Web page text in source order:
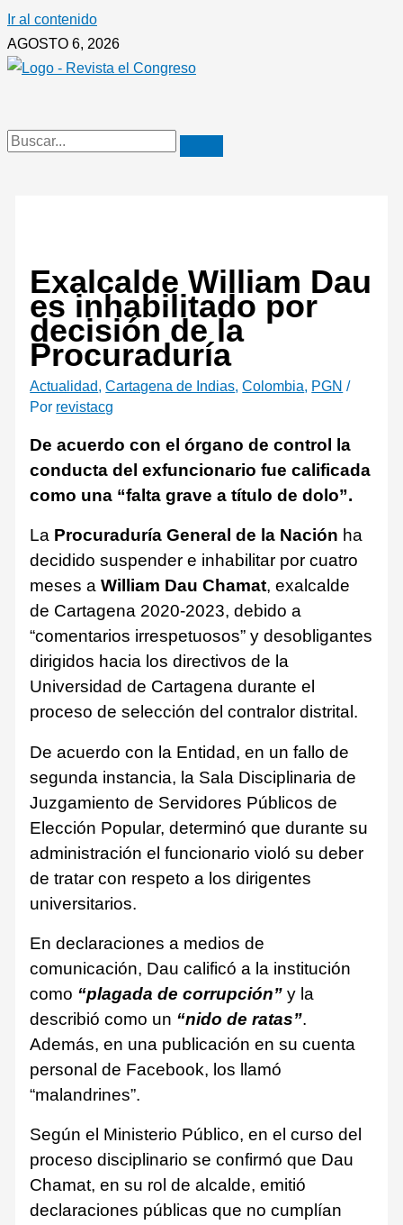
Ir al contenido
AGOSTO 6, 2026
Exalcalde William Dau
es inhabilitado por
decisión de la
Procuraduría
Actualidad,Cartagena de Indias,Colombia, PGN /
Por revistacg
De acuerdo con el órgano de control la
conducta del exfuncionario fue calificada
como una “falta grave a título de dolo”.
La Procuraduría General de la Nación ha
decidido suspender e inhabilitar por cuatro
meses aWilliam Dau Chamat, exalcalde
de Cartagena 2020-2023, debido a
“comentarios irrespetuosos” y desobligantes
dirigidos hacia los directivos de la
Universidad de Cartagena durante el
proceso de selección del contralor distrital.
De acuerdo con la Entidad, en un fallo de
segunda instancia, la Sala Disciplinaria de
Juzgamiento de Servidores Públicos de
Elección Popular, determinó que durante su
administración el funcionario violó su deber
de tratar con respeto a los dirigentes
universitarios.
En declaraciones a medios de
comunicación, Dau calificó a la institución
como “plagada de corrupción” y la
describió como un “nido de ratas”.
Además, en una publicación en su cuenta
personal de Facebook, los llamó
“malandrines”.
Según el Ministerio Público, en el curso del
proceso disciplinario se confirmó que Dau
Chamat, en su rol de alcalde, emitió
declaraciones públicas que no cumplían